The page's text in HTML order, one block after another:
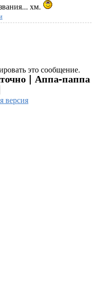
хм.
это сообщение.
| Аппа-паппа
версия